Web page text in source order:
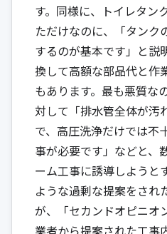
す。同様に、トイレタン
ただけなのに、「タンク
するのが基本です」と説
換して高額な部品代と作
もあります。最も悪質な
対して「排水管全体が汚
で、高圧洗浄だけでは不
事が必要です」などと、
ーム工事に誘導しようと
ような過剰な提案をされ
が、「セカンドオピニオ
業者から提案された工事